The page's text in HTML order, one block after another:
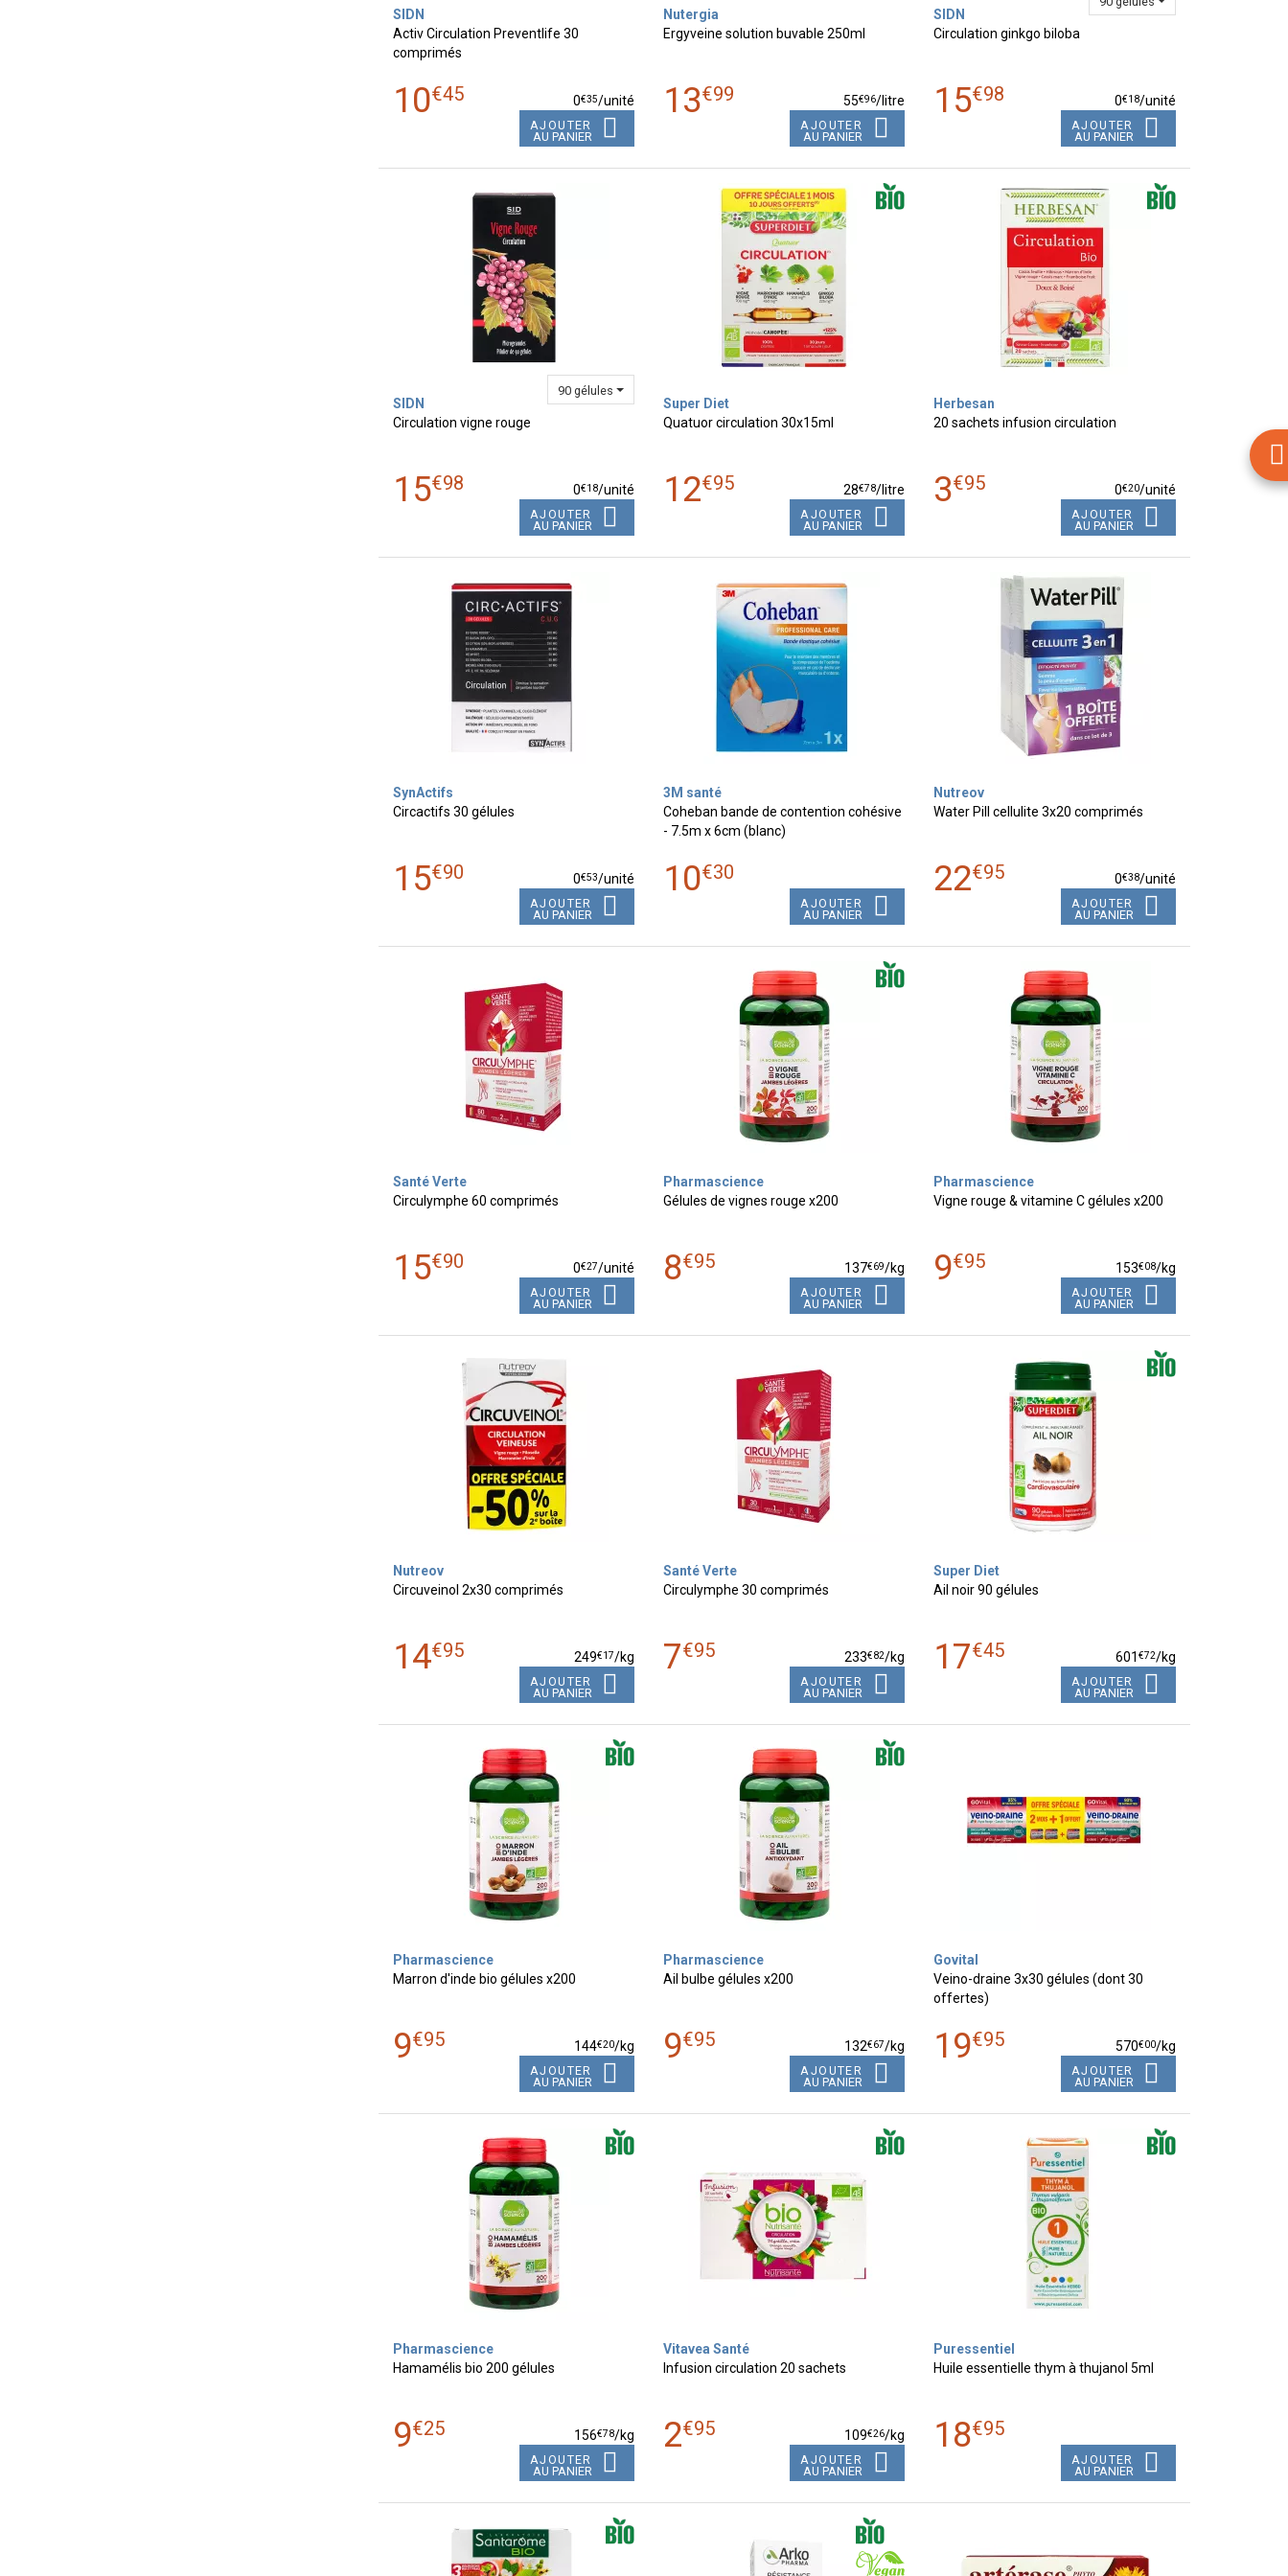
SIDN
Activ Circulation Preventlife 30
comprimés
10€45 0€35/unité
AJOUTER
AU PANIER
Nutergia
Ergyveine solution buvable 250ml
13€99 55€96/litre
AJOUTER
AU PANIER
SIDN
Circulation ginkgo biloba
15€98 0€18/unité
AJOUTER
AU PANIER
90 gélules
SIDN
Circulation vigne rouge
15€98 0€18/unité
AJOUTER
AU PANIER
Super Diet
Quatuor circulation 30x15ml
12€95 28€78/litre
AJOUTER
AU PANIER
Herbesan
20 sachets infusion circulation
3€95 0€20/unité
AJOUTER
AU PANIER
SynActifs
Circactifs 30 gélules
15€90 0€53/unité
AJOUTER
AU PANIER
3M santé
Coheban bande de contention cohésive
- 7.5m x 6cm (blanc)
10€30
AJOUTER
AU PANIER
Nutreov
Water Pill cellulite 3x20 comprimés
22€95 0€38/unité
AJOUTER
AU PANIER
Santé Verte
Circulymphe 60 comprimés
15€90 0€27/unité
AJOUTER
AU PANIER
Pharmascience
Gélules de vignes rouge x200
8€95 137€69/kg
AJOUTER
AU PANIER
Pharmascience
Vigne rouge & vitamine C gélules x200
9€95 153€08/kg
AJOUTER
AU PANIER
Nutreov
Circuveinol 2x30 comprimés
14€95 249€17/kg
AJOUTER
AU PANIER
Santé Verte
Circulymphe 30 comprimés
7€95 233€82/kg
AJOUTER
AU PANIER
Super Diet
Ail noir 90 gélules
17€45 601 €72/kg
AJOUTER
AU PANIER
Pharmascience
Marron d'inde bio gélules x200
9€95 144€20/kg
AJOUTER
AU PANIER
Pharmascience
Ail bulbe gélules x200
9€95 132€67/kg
AJOUTER
AU PANIER
Govital
Veino-draine 3x30 gélules (dont 30
offertes)
19€95 570€00/kg
AJOUTER
AU PANIER
Pharmascience
Hamamélis bio 200 gélules
9€25 156€78/kg
AJOUTER
AU PANIER
Vitavea Santé
Infusion circulation 20 sachets
2€95 109€26/kg
AJOUTER
AU PANIER
Puressentiel
Huile essentielle thym à thujanol 5ml
18€95
AJOUTER
AU PANIER